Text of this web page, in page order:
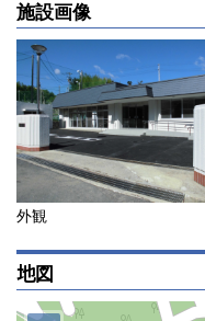
施設画像
外観
地図